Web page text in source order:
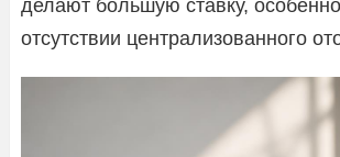
делают большую ставку,
отсутствии централизованного